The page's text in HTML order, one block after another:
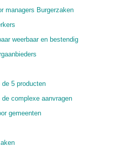
managers Burgerzaken
weerbaar en bestendig
5 producten
complexe aanvragen
gemeenten